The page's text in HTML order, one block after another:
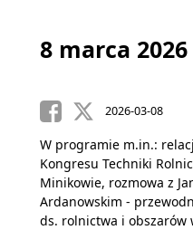
8 marca 2026
2026-03-08
W programie m.in.:
Kongresu Techniki
Minikowie, rozmowa z
Ardanowskim -
ds. rolnictwa i obszarów